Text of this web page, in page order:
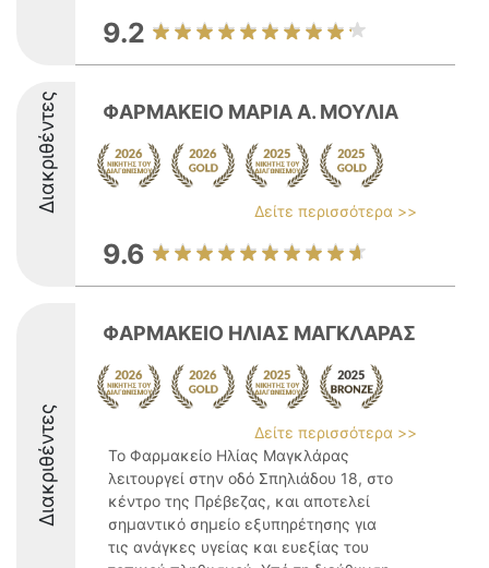
9.2
Διακριθέντες ΦΑΡΜΑΚΕΙΟ ΜΑΡΙΑ Α. ΜΟΥΛΙΑ
Δείτε περισσότερα >>
9.6
Διακριθέντες
ΦΑΡΜΑΚΕΙΟ ΗΛΙΑΣ ΜΑΓΚΛΑΡΑΣ
Δείτε περισσότερα >>
Το Φαρμακείο Ηλίας Μαγκλάρας
λειτουργεί στην οδό Σπηλιάδου 18, στο
κέντρο της Πρέβεζας, και αποτελεί
σημαντικό σημείο εξυπηρέτησης για
τις ανάγκες υγείας και ευεξίας του